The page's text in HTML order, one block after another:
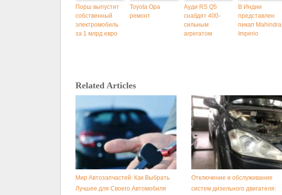
Порш выпустит
собственный
электромобиль
за 1 млрд евро
Toyota Opa
ремонт
Ауди RS Q5
снабдят 400-
сильным
агрегатом
В Индии
представлен
пикап Mahindra
Imperio
Related Articles
Мир Автозапчастей: Как Выбрать
Лучшее для Своего Автомобиля
Отключение и обслуживание
систем дизельного двигателя: